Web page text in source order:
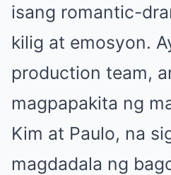
isang romantic-
kilig at emosyon.
production team,
magpapakita ng
Kim at Paulo, na
magdadala ng